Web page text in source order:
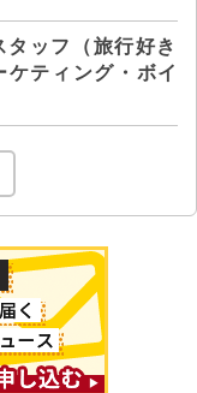
ッフ（旅行好き
ティング・ボイ